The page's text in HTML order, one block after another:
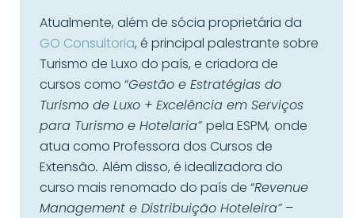
Atualmente, além de sócia proprietária da
GO Consultoria, é principal palestrante sobre
Turismo de Luxo do país, e criadora de
cursos como “Gestão e Estratégias do
Turismo de Luxo + Excelência em Serviços
para Turismo e Hotelaria”pela ESPM, onde
atua como Professora dos Cursos de
Extensão. Além disso, é idealizadora do
curso mais renomado do país de “Revenue
Management e Distribuição Hoteleira”–